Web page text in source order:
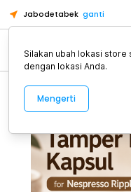
Jabodetabek ganti
Alat Kopi
Silakan ubah lokasi store
dengan lokasi Anda.
Mengerti